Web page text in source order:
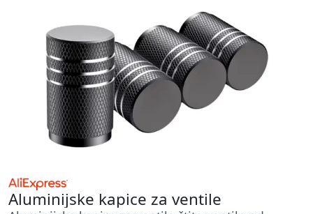
Aluminijske kapice za ventile